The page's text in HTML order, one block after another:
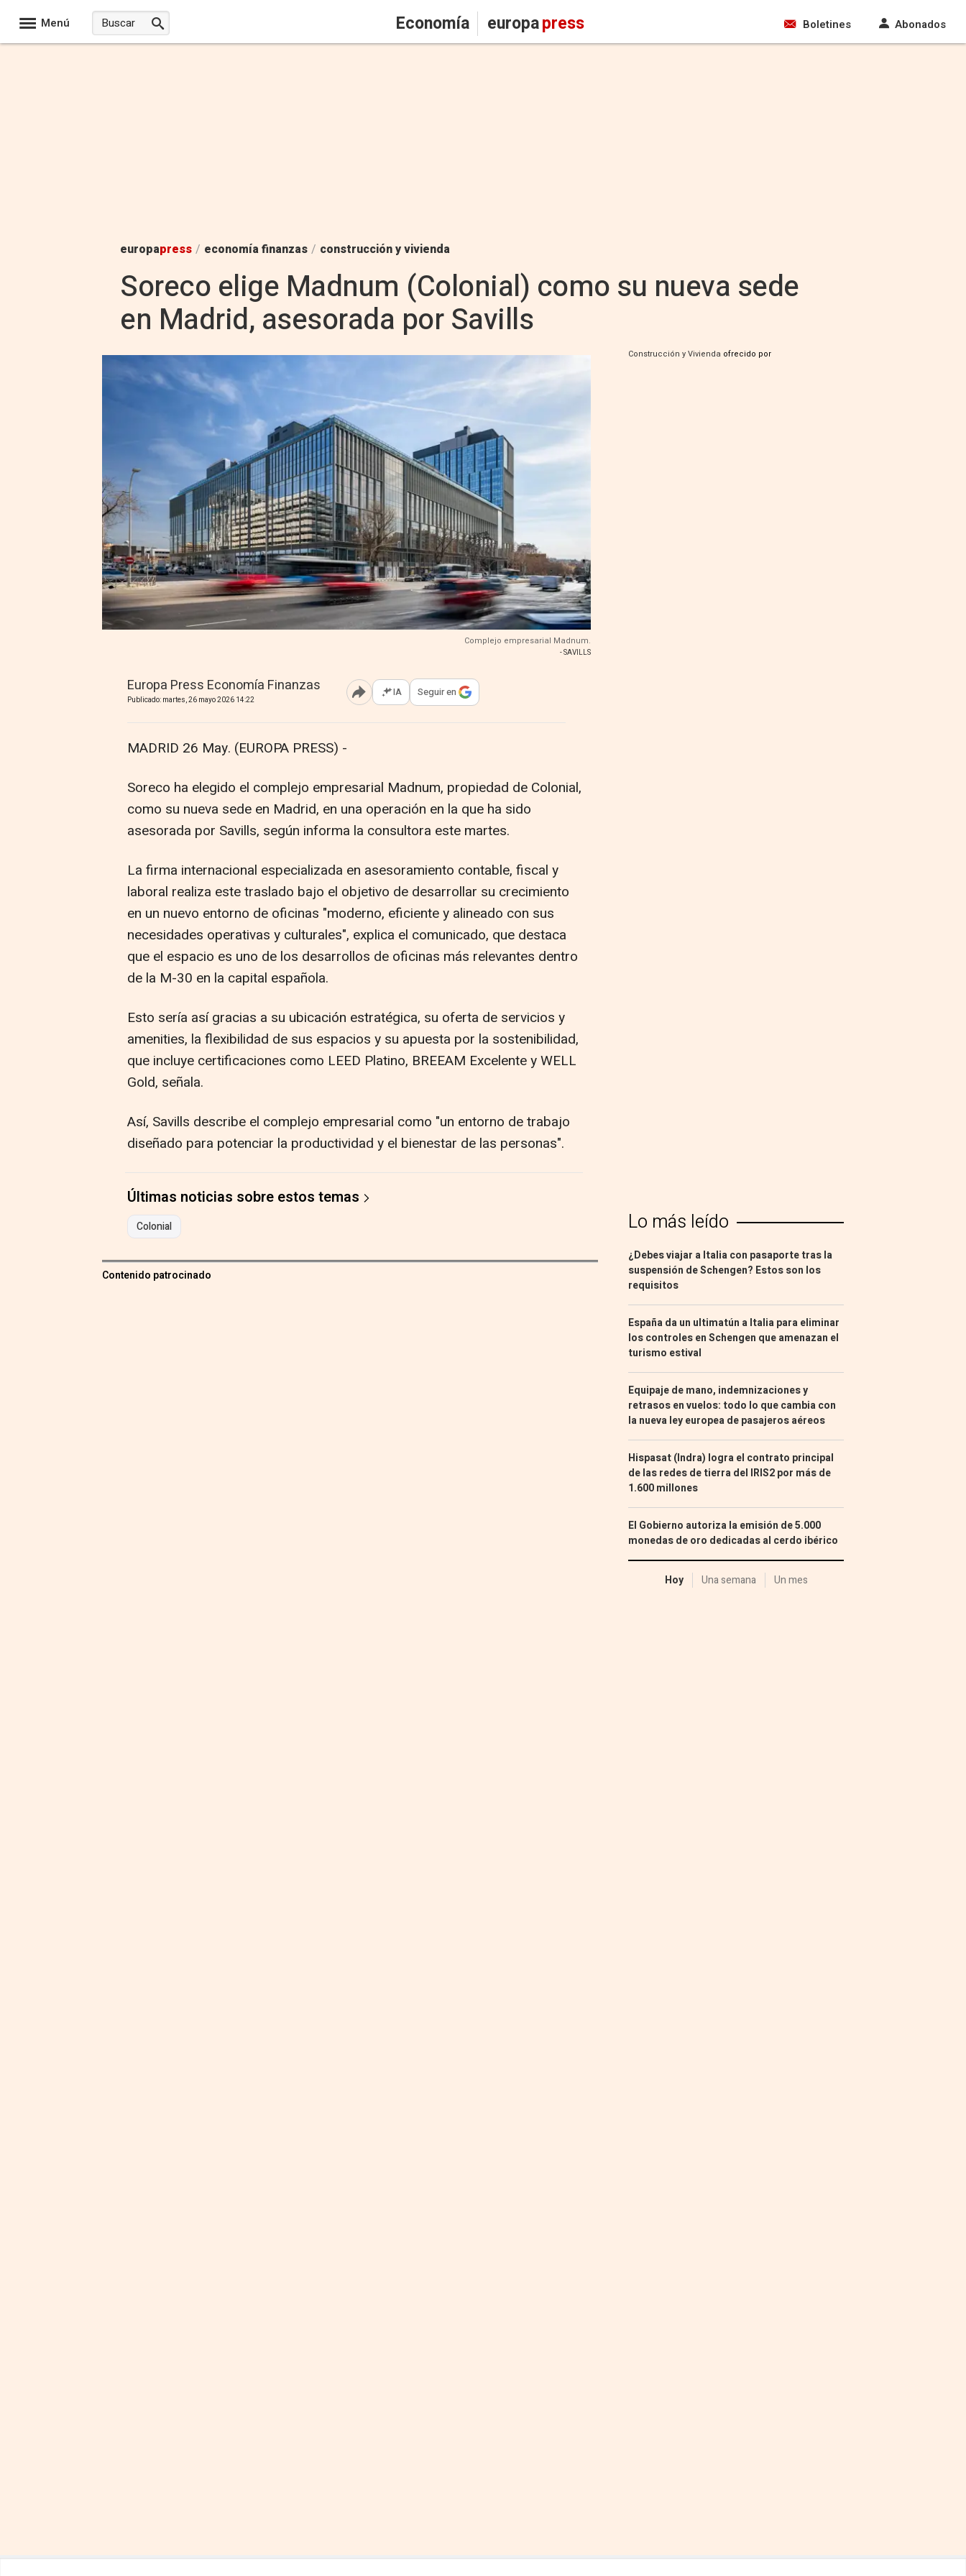
Menú Economía europapress Boletines Abonados
europapress / economía finanzas / construcción y vivienda
Soreco elige Madnum (Colonial) como su nueva sede
en Madrid, asesorada por Savills
Complejo empresarial Madnum.
- SAVILLS
Europa Press Economía Finanzas
Publicado: martes, 26 mayo 2026 14:22 Abrir opciones para compartir
IA Seguir en
MADRID 26 May. (EUROPA PRESS) -
Soreco ha elegido el complejo empresarial Madnum, propiedad de Colonial,
como su nueva sede en Madrid, en una operación en la que ha sido
asesorada por Savills, según informa la consultora este martes.
La firma internacional especializada en asesoramiento contable, fiscal y
laboral realiza este traslado bajo el objetivo de desarrollar su crecimiento
en un nuevo entorno de oficinas "moderno, eficiente y alineado con sus
necesidades operativas y culturales", explica el comunicado, que destaca
que el espacio es uno de los desarrollos de oficinas más relevantes dentro
de la M-30 en la capital española.
Esto sería así gracias a su ubicación estratégica, su oferta de servicios y
amenities, la flexibilidad de sus espacios y su apuesta por la sostenibilidad,
que incluye certificaciones como LEED Platino, BREEAM Excelente y WELL
Gold, señala.
Así, Savills describe el complejo empresarial como "un entorno de trabajo
diseñado para potenciar la productividad y el bienestar de las personas".
Últimas noticias sobre estos temas
Colonial
Contenido patrocinado
Construcción y Vivienda ofrecido por
Lo más leído
¿Debes viajar a Italia con pasaporte tras la
suspensión de Schengen? Estos son los
requisitos
España da un ultimatún a Italia para eliminar
los controles en Schengen que amenazan el
turismo estival
Equipaje de mano, indemnizaciones y
retrasos en vuelos: todo lo que cambia con
la nueva ley europea de pasajeros aéreos
Hispasat (Indra) logra el contrato principal
de las redes de tierra del IRIS2 por más de
1.600 millones
El Gobierno autoriza la emisión de 5.000
monedas de oro dedicadas al cerdo ibérico
Hoy Una semana Un mes